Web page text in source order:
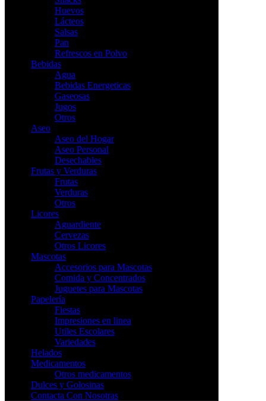
Huevos
Lácteos
Salsas
Pan
Refrescos en Polvo
Bebidas
Agua
Bebidas Energeticas
Gaseosas
Jugos
Otros
Aseo
Aseo del Hogar
Aseo Personal
Desechables
Frutas y Verduras
Frutas
Verduras
Otros
Licores
Aguardiente
Cervezas
Otros Licores
Mascotas
Accesorios para Mascotas
Comida y Concentrados
Juguetes para Mascotas
Papelería
Fiestas
Impresiones en linea
Utiles Escolares
Variedades
Helados
Medicamentos
Otros medicamentos
Dulces y Golosinas
Contacta Con Nosotras